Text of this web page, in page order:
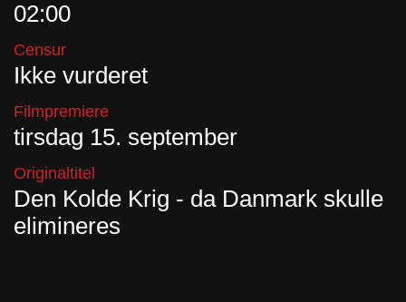
02:00
Censur
Ikke vurderet
Filmpremiere
tirsdag 15. september
Originaltitel
Den Kolde Krig - da Danmark skulle
elimineres